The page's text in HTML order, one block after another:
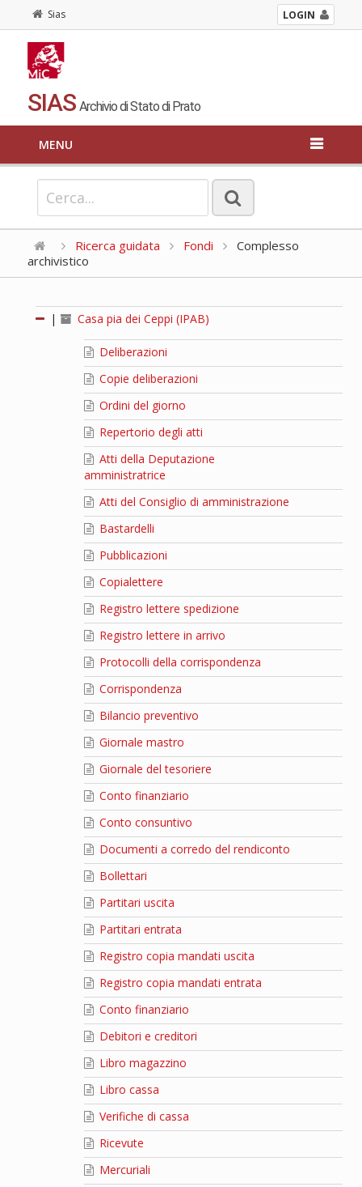
Sias LOGIN
SIAS Archivio di Stato di Prato
MENU
Ricerca guidata Fondi
Complesso
archivistico
| Casa pia dei Ceppi (IPAB)
Deliberazioni
Copie deliberazioni
Ordini del giorno
Repertorio degli atti
Atti della Deputazione
amministratrice
Atti del Consiglio di amministrazione
Bastardelli
Pubblicazioni
Copialettere
Registro lettere spedizione
Registro lettere in arrivo
Protocolli della corrispondenza
Corrispondenza
Bilancio preventivo
Giornale mastro
Giornale del tesoriere
Conto finanziario
Conto consuntivo
Documenti a corredo del rendiconto
Bollettari
Partitari uscita
Partitari entrata
Registro copia mandati uscita
Registro copia mandati entrata
Conto finanziario
Debitori e creditori
Libro magazzino
Libro cassa
Verifiche di cassa
Ricevute
Mercuriali